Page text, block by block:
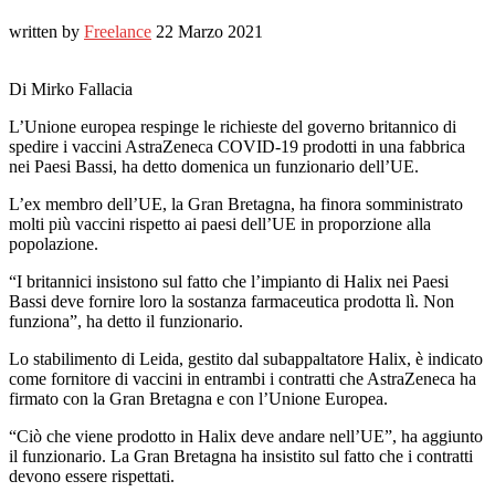
written by Freelance 22 Marzo 2021
Di Mirko Fallacia
L’Unione europea respinge le richieste del governo britannico di
spedire i vaccini AstraZeneca COVID-19 prodotti in una fabbrica
nei Paesi Bassi, ha detto domenica un funzionario dell’UE.
L’ex membro dell’UE, la Gran Bretagna, ha finora somministrato
molti più vaccini rispetto ai paesi dell’UE in proporzione alla
popolazione.
“I britannici insistono sul fatto che l’impianto di Halix nei Paesi
Bassi deve fornire loro la sostanza farmaceutica prodotta lì. Non
funziona”, ha detto il funzionario.
Lo stabilimento di Leida, gestito dal subappaltatore Halix, è indicato
come fornitore di vaccini in entrambi i contratti che AstraZeneca ha
firmato con la Gran Bretagna e con l’Unione Europea.
“Ciò che viene prodotto in Halix deve andare nell’UE”, ha aggiunto
il funzionario. La Gran Bretagna ha insistito sul fatto che i contratti
devono essere rispettati.